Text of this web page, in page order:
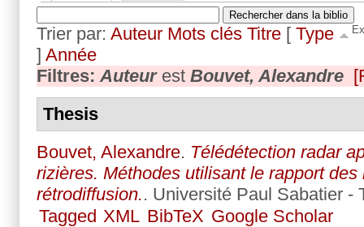
Trier par: Auteur Mots clés Titre [ Type
] Année
Filtres:Auteurest Bouvet, Alexandre
Thesis
Bouvet, Alexandre. Télédétection radar
rizières. Méthodes utilisant le rapport des
rétrodiffusion.. Université Paul Sabatier -
Tagged XML BibTeX Google Scholar